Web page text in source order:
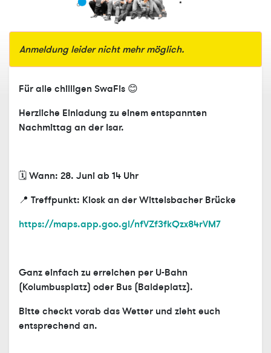
Anmeldung leider nicht mehr möglich.
Für alle chilligen SwaFis 😊
Herzliche Einladung zu einem entspannten
Nachmittag an der Isar.
🗓️ Wann: 28. Juni ab 14 Uhr
📍 Treffpunkt: Kiosk an der Wittelsbacher Brücke
https://maps.app.goo.gl/nfVZf3fkQzx84rVM7
Ganz einfach zu erreichen per U-Bahn
(Kolumbusplatz) oder Bus (Baldeplatz).
Bitte checkt vorab das Wetter und zieht euch
entsprechend an.